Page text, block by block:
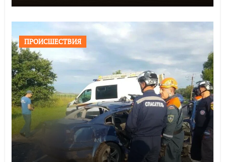
ПРОИСШЕСТВИЯ